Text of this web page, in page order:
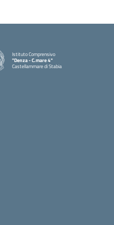
Istituto Comprensivo
"Denza - C.mare 4"
Castellammare di Stabia